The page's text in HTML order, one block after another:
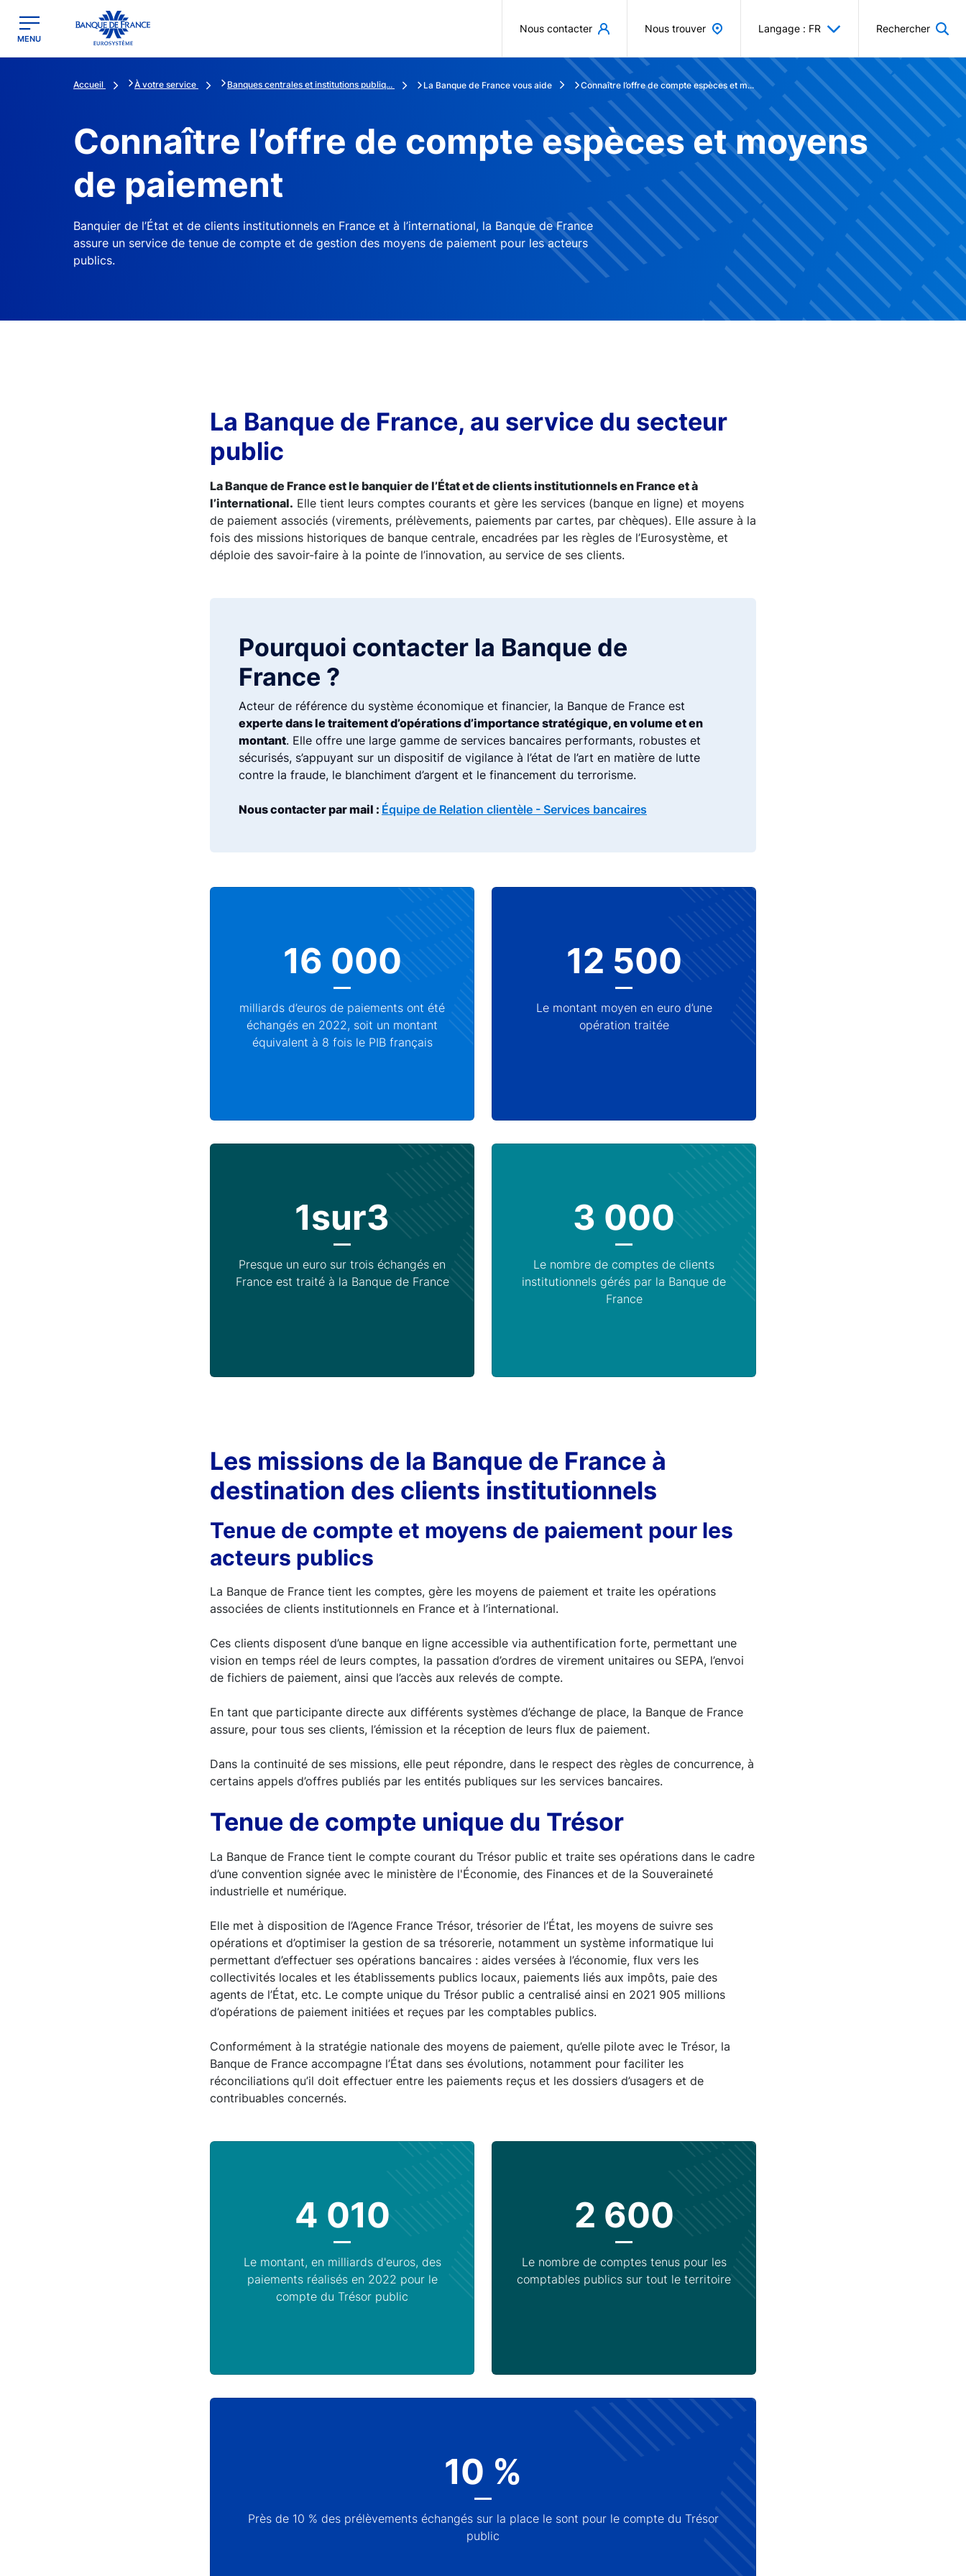
Banque de France - Menu Principal
MENU
Nous contacter Nous trouver Langage : FR Rechercher
Accueil À votre service Banques centrales et institutions publiq... La Banque de France vous aide Connaître l’offre de compte espèces et m...
Connaître l’offre de compte espèces et moyens
de paiement
Banquier de l’État et de clients institutionnels en France et à l’international, la Banque de France
assure un service de tenue de compte et de gestion des moyens de paiement pour les acteurs
publics.
La Banque de France, au service du secteur
public
La Banque de France est le banquier de l’État et de clients institutionnels en France et à
l’international. Elle tient leurs comptes courants et gère les services (banque en ligne) et moyens
de paiement associés (virements, prélèvements, paiements par cartes, par chèques). Elle assure à la
fois des missions historiques de banque centrale, encadrées par les règles de l’Eurosystème, et
déploie des savoir-faire à la pointe de l’innovation, au service de ses clients.
Pourquoi contacter la Banque de
France ?
Acteur de référence du système économique et financier, la Banque de France est
experte dans le traitement d’opérations d’importance stratégique, en volume et en
montant. Elle offre une large gamme de services bancaires performants, robustes et
sécurisés, s’appuyant sur un dispositif de vigilance à l’état de l’art en matière de lutte
contre la fraude, le blanchiment d’argent et le financement du terrorisme.
Nous contacter par mail : Équipe de Relation clientèle - Services bancaires
16 000
milliards d’euros de paiements ont été
échangés en 2022, soit un montant
équivalent à 8 fois le PIB français
12 500
Le montant moyen en euro d’une
opération traitée
1sur3
Presque un euro sur trois échangés en
France est traité à la Banque de France
3 000
Le nombre de comptes de clients
institutionnels gérés par la Banque de
France
Les missions de la Banque de France à
destination des clients institutionnels
Tenue de compte et moyens de paiement pour les
acteurs publics
La Banque de France tient les comptes, gère les moyens de paiement et traite les opérations
associées de clients institutionnels en France et à l’international.
Ces clients disposent d’une banque en ligne accessible via authentification forte, permettant une
vision en temps réel de leurs comptes, la passation d’ordres de virement unitaires ou SEPA, l’envoi
de fichiers de paiement, ainsi que l’accès aux relevés de compte.
En tant que participante directe aux différents systèmes d’échange de place, la Banque de France
assure, pour tous ses clients, l’émission et la réception de leurs flux de paiement.
Dans la continuité de ses missions, elle peut répondre, dans le respect des règles de concurrence, à
certains appels d’offres publiés par les entités publiques sur les services bancaires.
Tenue de compte unique du Trésor
La Banque de France tient le compte courant du Trésor public et traite ses opérations dans le cadre
d’une convention signée avec le ministère de l'Économie, des Finances et de la Souveraineté
industrielle et numérique.
Elle met à disposition de l’Agence France Trésor, trésorier de l’État, les moyens de suivre ses
opérations et d’optimiser la gestion de sa trésorerie, notamment un système informatique lui
permettant d’effectuer ses opérations bancaires : aides versées à l’économie, flux vers les
collectivités locales et les établissements publics locaux, paiements liés aux impôts, paie des
agents de l’État, etc. Le compte unique du Trésor public a centralisé ainsi en 2021 905 millions
d’opérations de paiement initiées et reçues par les comptables publics.
Conformément à la stratégie nationale des moyens de paiement, qu’elle pilote avec le Trésor, la
Banque de France accompagne l’État dans ses évolutions, notamment pour faciliter les
réconciliations qu’il doit effectuer entre les paiements reçus et les dossiers d’usagers et de
contribuables concernés.
4 010
Le montant, en milliards d'euros, des
paiements réalisés en 2022 pour le
compte du Trésor public
2 600
Le nombre de comptes tenus pour les
comptables publics sur tout le territoire
10 %
Près de 10 % des prélèvements échangés sur la place le sont pour le compte du Trésor
public